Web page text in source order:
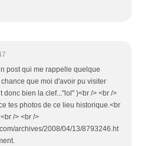
post qui me rappelle quelque
que moi d'avoir pu visiter
donc bien la clef..."lol" )<br /> <br />
tes photos de ce lieu historique.<br
/> <br />
archives/2008/04/13/8793246.ht